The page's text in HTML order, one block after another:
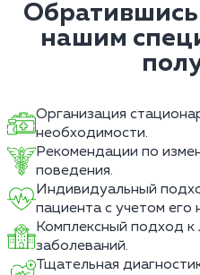
нашим
Организация
необходимости.
Рекомендации по
поведения.
Индивидуальный
пациента с учетом его
Комплексный подход к
заболеваний.
Тщательная